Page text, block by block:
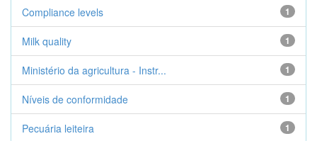
1
Compliance levels
1
Milk quality
1
Ministério da agricultura - Instr...
1
Níveis de conformidade
1
Pecuária leiteira